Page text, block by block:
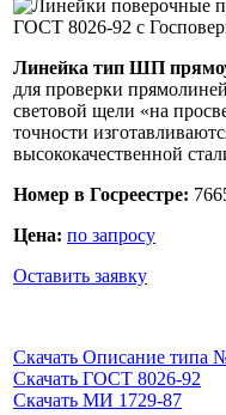
Линейка тип ШП
для проверки
световой щели «на
точности
высококачественной
Номер в Госреестре:
Цена: по запросу
Оставить заявку
Скачать Описание типа
Скачать ГОСТ 8026-92
Скачать МИ 1729-87